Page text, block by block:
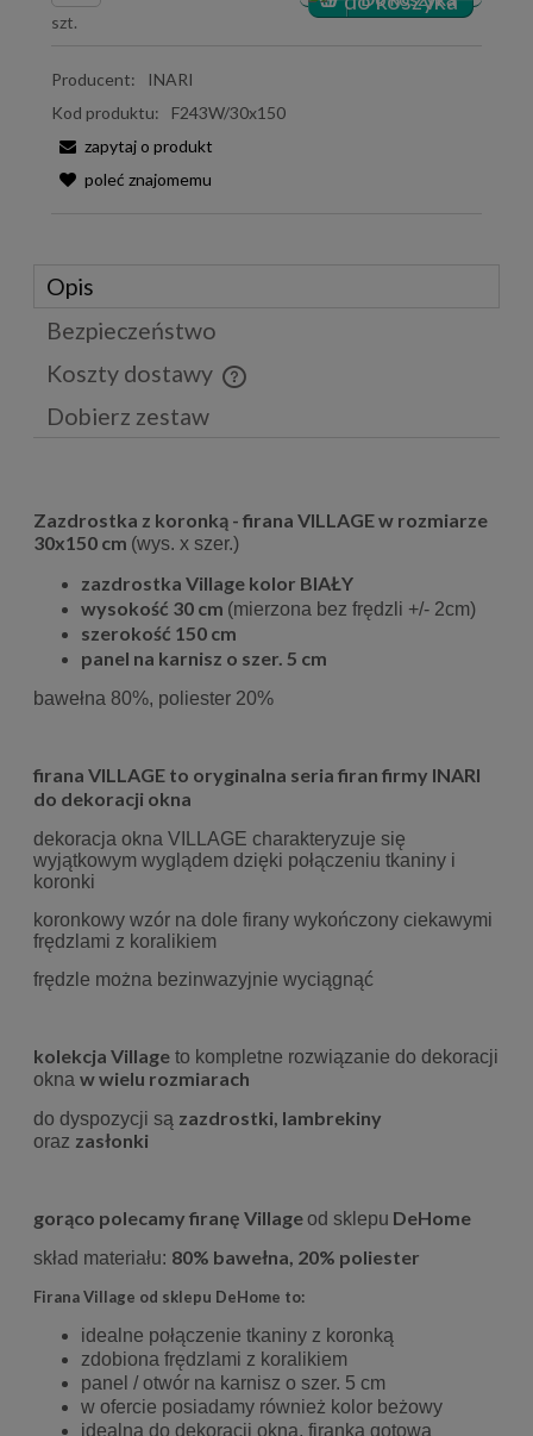
szt.
Producent:
INARI
Kod produktu:
F243W/30x150
zapytaj o produkt
poleć znajomemu
Opis
Bezpieczeństwo
Koszty dostawy
Cena nie zawiera ewentualnych kosztów płatności
Dobierz zestaw
Zazdrostka z koronką - firana VILLAGE w rozmiarze
30x150 cm (wys. x szer.)
zazdrostka Village kolor BIAŁY
wysokość 30 cm (mierzona bez frędzli +/- 2cm)
szerokość 150 cm
panel na karnisz o szer. 5 cm
bawełna 80%, poliester 20%
firana VILLAGE to oryginalna seria firan firmy INARI
do dekoracji okna
dekoracja okna VILLAGE charakteryzuje się
wyjątkowym wyglądem dzięki połączeniu tkaniny i
koronki
koronkowy wzór na dole firany wykończony ciekawymi
frędzlami z koralikiem
frędzle można bezinwazyjnie wyciągnąć
kolekcja Village to kompletne rozwiązanie do dekoracji
okna w wielu rozmiarach
do dyspozycji są zazdrostki, lambrekiny
oraz zasłonki
gorąco polecamy firanę Villageod sklepu DeHome
skład materiału: 80% bawełna, 20% poliester
Firana Village od sklepu DeHome to:
idealne połączenie tkaniny z koronką
zdobiona frędzlami z koralikiem
panel / otwór na karnisz o szer. 5 cm
w ofercie posiadamy również kolor beżowy
idealna do dekoracji okna, firanka gotowa